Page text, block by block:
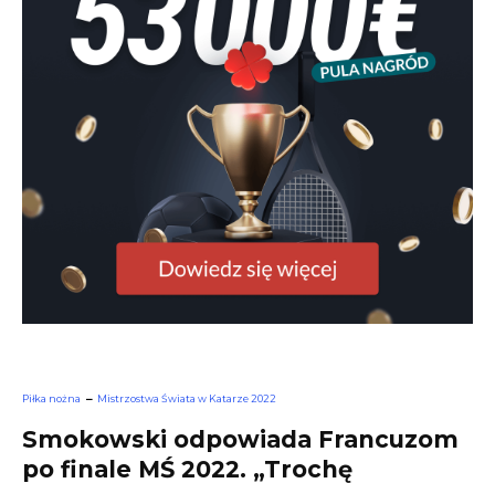
Piłka nożna Mistrzostwa Świata w Katarze 2022
Smokowski odpowiada Francuzom
po finale MŚ 2022. „Trochę